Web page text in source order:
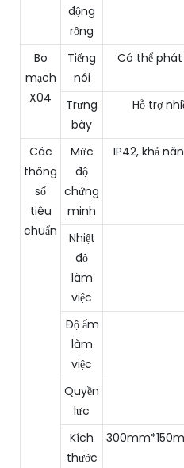
động
rộng
Bo
mạch
X04
Tiếng
nói
Có thể phát
Trưng
bày
Hỗ trợ
Các
thông
số
tiêu
chuẩn
Mức
độ
chứng
minh
IP42, khả
Nhiệt
độ
làm
việc
Độ ẩm
làm
việc
Quyền
lực
Kích
thước